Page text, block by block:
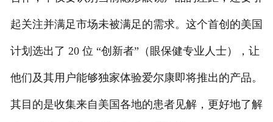
起关注并满足市场未被满足的需求。这个首创的美国
计划选出了 20 位 “创新者”（眼保健专业人士），让
他们及其用户能够独家体验爱尔康即将推出的产品。
其目的是收集来自美国各地的患者见解，更好地了解